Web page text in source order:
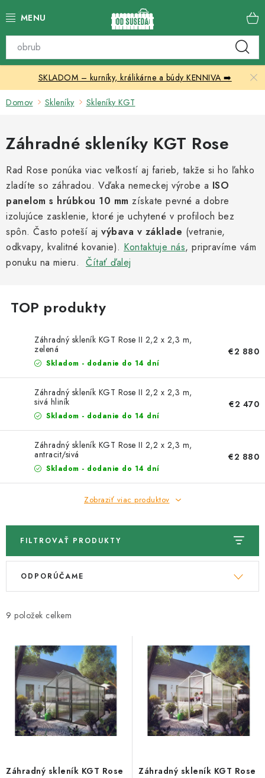
na
Katalóg produktov
Skleníky
Chovateľské potreby
Prístrešky
Vonkajšia dlažba
Kontakty
Kachle
SKLADOM – kurníky, králikárne a búdy KENNIVA ➡️
Domov Skleníky Skleníky KGT
Záhradné skleníky KGT Rose
Rad Rose ponúka viac veľkostí aj farieb, takže si ho ľahko
zladíte so záhradou. Vďaka nemeckej výrobe a ISO
panelom s hrúbkou 10 mm získate pevné a dobre
izolujúce zasklenie, ktoré je uchytené v profiloch bez
spôn. Často poteší aj výbava v základe (vetranie,
odkvapy, kvalitné kovanie). Kontaktuje nás, pripravíme vám
ponuku na mieru. Čítať ďalej
Záhradný skleník KGT Rose II 2,2 x 2,3 m,
zelená
Skladom - dodanie do 14 dní
€2 880
Záhradný skleník KGT Rose II 2,2 x 2,3 m,
sivá hliník
Skladom - dodanie do 14 dní
€2 470
Záhradný skleník KGT Rose II 2,2 x 2,3 m,
antracit/sivá
Skladom - dodanie do 14 dní
€2 880
Zobraziť viac produktov
FILTROVAŤ PRODUKTY
V
i
o
9
R
e
k
ODPORÚČAME
Záhradný skleník KGT Rose
Záhradný skleník KGT Rose